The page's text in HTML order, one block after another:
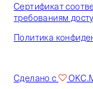
Сертификат
требованиям
Политика
Сделано с